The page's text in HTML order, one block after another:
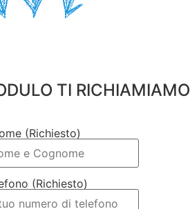
TI RICHIAMIAMO
(Richiesto)
(Richiesto)